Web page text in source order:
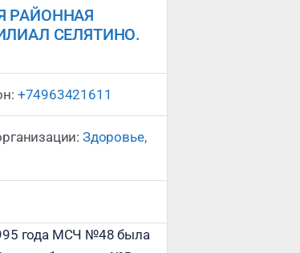
РАЙОННАЯ
СЕЛЯТИНО.
Сейчас открыто
+74963421611
Здоровье,
года МСЧ №48 была